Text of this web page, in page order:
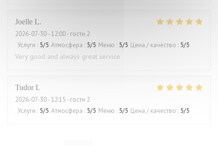
Joelle L
2026-07-30- 12:00 - гости 2
Услуги : 5/5 Атмосфера : 5/5 Меню : 5/5 Цена / качество : 5/5
Very good and always great service
Tudor I
2026-07-30- 12:15 - гости 2
Услуги : 5/5 Атмосфера : 5/5 Меню : 5/5 Цена / качество : 5/5